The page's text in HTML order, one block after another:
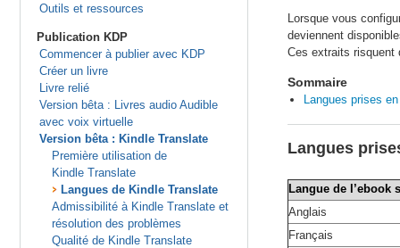
Outils et ressources
Publication KDP
Commencer à publier avec KDP
Créer un livre
Livre relié
Version bêta : Livres audio Audible
avec voix virtuelle
Version bêta : Kindle Translate
Première utilisation de
Kindle Translate
Langues de Kindle Translate
Admissibilité à Kindle Translate et
résolution des problèmes
Qualité de Kindle Translate
Lorsque vous
deviennent
Ces extraits risquent
Sommaire
Langues prises
Langues
Langue de l’ebook
Anglais
Français